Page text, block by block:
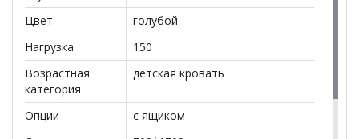
Общий вес брутто
37,3
Общий объем
0,27
В комплект входит: Кровать +подсветка фар +
Эко Матрас
*Дополнительную информацию о том, как купить
Кровать-машинка Romack Romeo голубаяуточняйте
Цвет
голубой
Нагрузка
150
Возрастная
категория
детская кровать
Опции
с ящиком